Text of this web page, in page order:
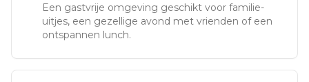
Een gastvrije omgeving geschikt voor familie-
uitjes, een gezellige avond met vrienden of een
ontspannen lunch.